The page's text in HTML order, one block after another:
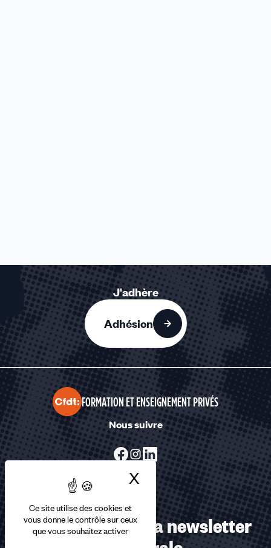
Ce site utilise des cookies et
vous donne le contrôle sur ceux
que vous souhaitez activer
X Masquer le
J'adhère
Adhésion
FORMATION ET ENSEIGNEMENT PRIVÉS
Nous suivre
Abonnez-vous à la newsletter